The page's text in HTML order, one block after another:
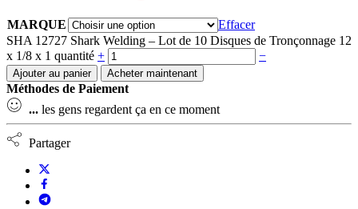
MARQUE
Effacer
SHA 12727 Shark Welding – Lot de 10 Disques de Tronçonnage 12
x 1/8 x 1 quantité + −
Ajouter au panier Acheter maintenant
Méthodes de Paiement
... les gens regardent ça en ce moment
Partager